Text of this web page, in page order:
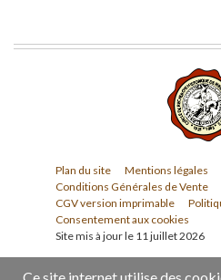
Plan du site
Mentions légales
Conditions Générales de Vente
CGV version imprimable
Consentement aux cookies
Site mis à jour le 11 juillet 2026